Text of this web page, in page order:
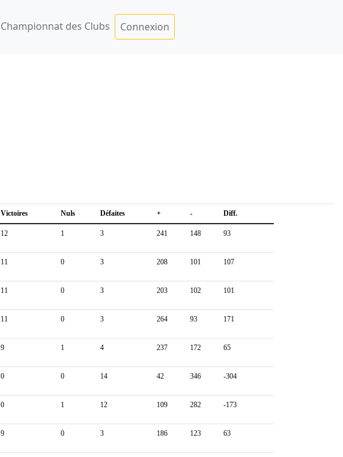
Championnat des Clubs Connexion
Victoires Nuls Défaites + - Diff.
12 1 3 241 148 93
11 0 3 208 101 107
11 0 3 203 102 101
11 0 3 264 93 171
9 1 4 237 172 65
0 0 14 42 346 -304
0 1 12 109 282 -173
9 0 3 186 123 63